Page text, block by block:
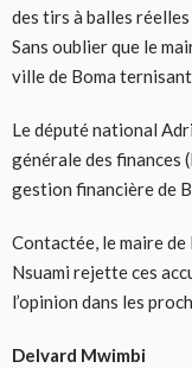
des tirs à balles
Sans oublier que le
ville de Boma ternisant
Le député national
générale des finances
gestion financière de
Contactée, le maire
Nsuami rejette ces
l’opinion dans les
Delvard Mwimbi